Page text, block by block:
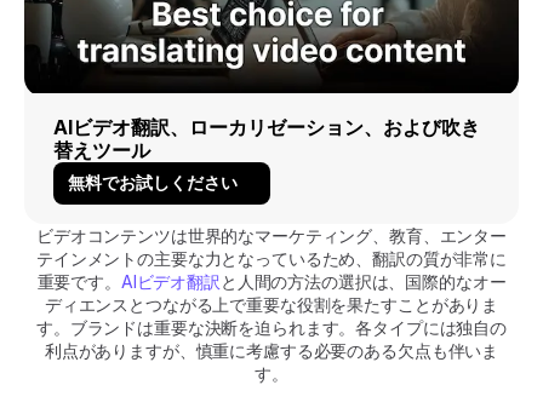
AIビデオ翻訳、ローカリゼーション、および吹き
替えツール
無料でお試しください
ビデオコンテンツは世界的なマーケティング、教育、エンター
テインメントの主要な力となっているため、翻訳の質が非常に
重要です。 AIビデオ翻訳 と人間の方法の選択は、国際的なオー
ディエンスとつながる上で重要な役割を果たすことがありま
す。ブランドは重要な決断を迫られます。各タイプには独自の
利点がありますが、慎重に考慮する必要のある欠点も伴いま
す。